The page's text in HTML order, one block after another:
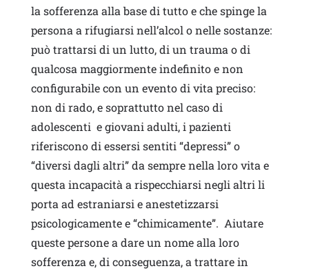
la sofferenza alla base di tutto e che spinge la
persona a rifugiarsi nell’alcol o nelle sostanze:
può trattarsi di un lutto, di un trauma o di
qualcosa maggiormente indefinito e non
configurabile con un evento di vita preciso:
non di rado, e soprattutto nel caso di
adolescenti e giovani adulti, i pazienti
riferiscono di essersi sentiti “depressi” o
“diversi dagli altri” da sempre nella loro vita e
questa incapacità a rispecchiarsi negli altri li
porta ad estraniarsi e anestetizzarsi
psicologicamente e “chimicamente”. Aiutare
queste persone a dare un nome alla loro
sofferenza e, di conseguenza, a trattare in